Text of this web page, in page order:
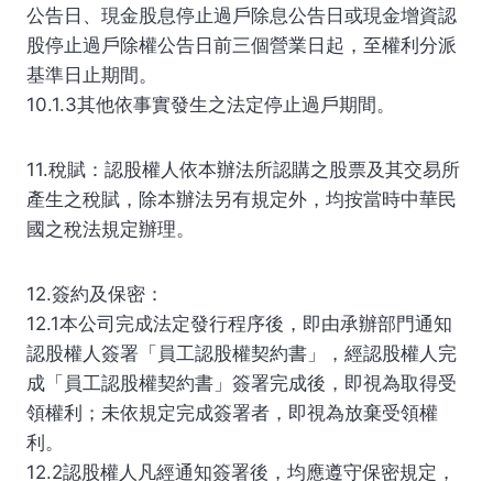
公告日、現金股息停止過戶除息公告日或現金增資認
股停止過戶除權公告日前三個營業日起，至權利分派
基準日止期間。
10.1.3其他依事實發生之法定停止過戶期間。
11.稅賦：認股權人依本辦法所認購之股票及其交易所
產生之稅賦，除本辦法另有規定外，均按當時中華民
國之稅法規定辦理。
12.簽約及保密：
12.1本公司完成法定發行程序後，即由承辦部門通知
認股權人簽署「員工認股權契約書」，經認股權人完
成「員工認股權契約書」簽署完成後，即視為取得受
領權利；未依規定完成簽署者，即視為放棄受領權
利。
12.2認股權人凡經通知簽署後，均應遵守保密規定，